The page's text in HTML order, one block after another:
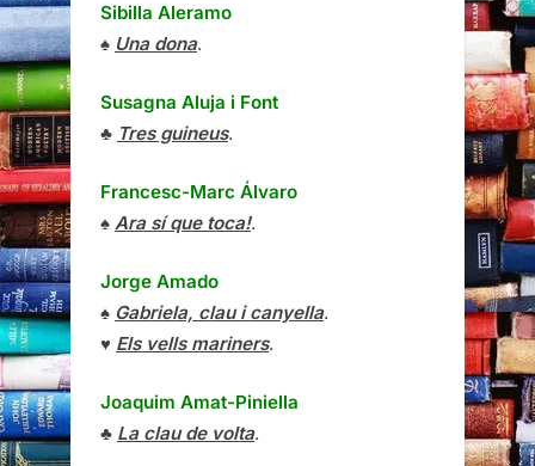
Sibilla Aleramo
♠ Una dona.
Susagna Aluja i Font
♣ Tres guineus.
Francesc-Marc Álvaro
♠ Ara sí que toca!.
Jorge Amado
♠ Gabriela, clau i canyella.
♥ Els vells mariners.
Joaquim Amat-Piniella
♣ La clau de volta.